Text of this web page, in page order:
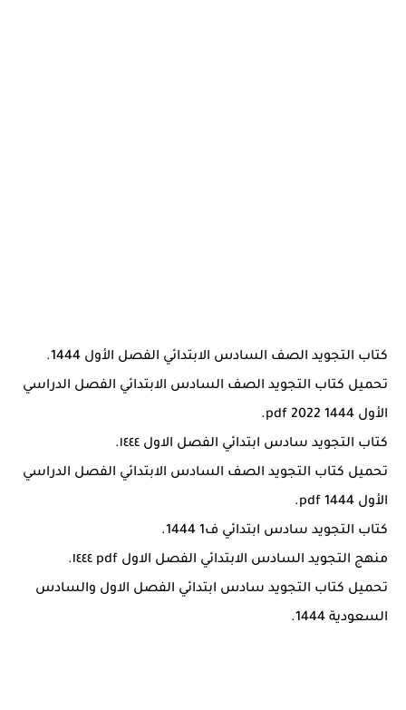
كتاب التجويد الصف السادس الابتدائي الفصل الأول 1444.
تحميل كتاب التجويد الصف السادس الابتدائي الفصل الدراسي
الأول pdf 2022 1444.
كتاب التجويد سادس ابتدائي الفصل الاول ١٤٤٤.
تحميل كتاب التجويد الصف السادس الابتدائي الفصل الدراسي
الأول pdf 1444.
كتاب التجويد سادس ابتدائي ف1 1444.
منهج التجويد السادس الابتدائي الفصل الاول pdf ١٤٤٤.
تحميل كتاب التجويد سادس ابتدائي الفصل الاول والسادس
السعودية 1444.